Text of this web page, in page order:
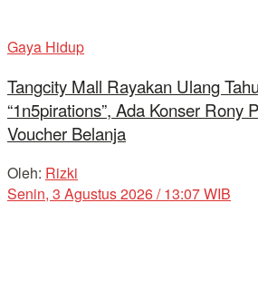
Gaya Hidup
Tangcity Mall Rayakan Ulang
“1n5pirations”, Ada Konser Rony
Voucher Belanja
Oleh: Rizki
Senin, 3 Agustus 2026 / 13:07 WIB